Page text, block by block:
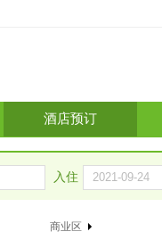
酒店预订
入住
商业区